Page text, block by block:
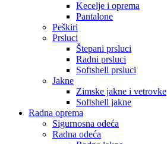
Kecelje i oprema
Pantalone
Peškiri
Prsluci
Štepani prsluci
Radni prsluci
Softshell prsluci
Jakne
Zimske jakne i vetrovke
Softshell jakne
Radna oprema
Sigurnosna odeća
Radna odeća